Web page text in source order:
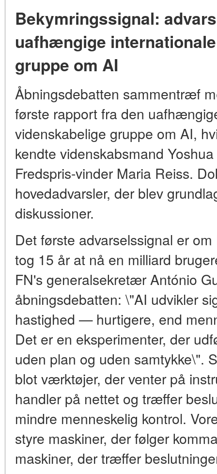
Bekymringssignal:
uafhængige
gruppe om AI
Åbningsdebatten sammentræf
første rapport fra den
videnskabelige gruppe om AI,
kendte videnskabsmand
Fredspris-vinder Maria Reiss.
hovedadvarsler, der blev
diskussioner.
Det første advarselssignal er
tog 15 år at nå en milliard
FN's generalsekretær António
åbningsdebatten: \"AI udvikler
hastighed — hurtigere, end
Det er en eksperimenter, der
uden plan og uden samtykke\".
blot værktøjer, der venter på
handler på nettet og træffer
mindre menneskelig kontrol.
styre maskiner, der følger
maskiner, der træffer